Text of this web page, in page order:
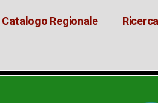
Catalogo Regionale